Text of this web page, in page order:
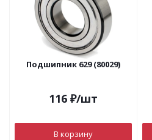
Подшипник 629 (80029)
116 ₽/шт
В корзину